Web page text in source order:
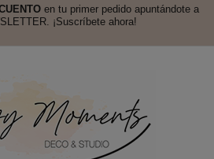
en tu primer pedido apuntándote a
¡Suscríbete ahora!